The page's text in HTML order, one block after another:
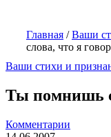
Главная /Ваши
слова, что я
Ваши стихи и
Ты помнишь
Комментарии